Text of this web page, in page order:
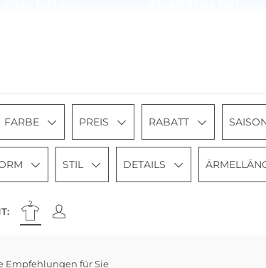
FARBE PREIS RABATT
STIL DETAILS
Empfehlungen für Sie